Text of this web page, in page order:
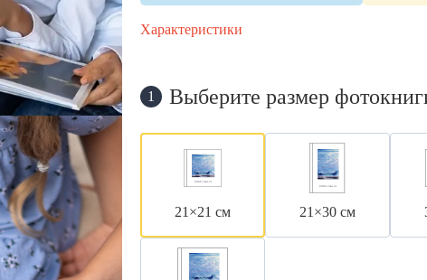
Характеристики
1 Выберите размер
21×21 см 21×30 см